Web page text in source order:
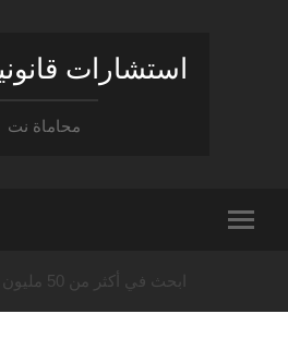
استشارات
محاماة نت
ابحث في أكثر من 50 مليون معلومة قانونية